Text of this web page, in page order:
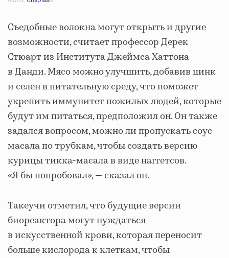
Съедобные волокна могут открыть и другие
возможности, считает профессор Дерек
Стюарт из Института Джеймса Хаттона
в Данди. Мясо можно улучшить, добавив цинк
и селен в питательную среду, что поможет
укрепить иммунитет пожилых людей, которые
будут им питаться, предположил он. Он также
задался вопросом, можно ли пропускать соус
масала по трубкам, чтобы создать версию
курицы тикка-масала в виде наггетсов.
«Я бы попробовал», — сказал он.
Такеучи отметил, что будущие версии
биореактора могут нуждаться
в искусственной крови, которая переносит
больше кислорода к клеткам, чтобы